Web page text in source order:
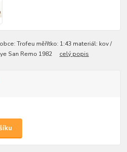
Trofeu měřítko: 1:43 materiál: kov /
San Remo 1982 celý popis